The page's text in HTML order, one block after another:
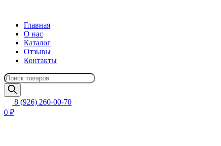
Главная
О нас
Каталог
Отзывы
Контакты
Поиск
товаров
8 (926) 260-00-70
0 ₽